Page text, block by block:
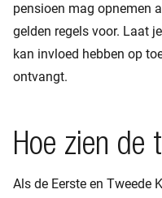
pensioen mag opnemen
gelden regels voor. Laat
kan invloed hebben op
ontvangt.
Hoe zien de
Als de Eerste en Tweede